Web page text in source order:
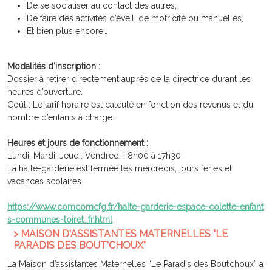
De se socialiser au contact des autres,
De faire des activités d’éveil, de motricité ou manuelles,
Et bien plus encore…
Modalités d’inscription :
Dossier à retirer directement auprès de la directrice durant les
heures d’ouverture.
Coût : Le tarif horaire est calculé en fonction des revenus et du
nombre d’enfants à charge.
Heures et jours de fonctionnement :
Lundi, Mardi, Jeudi, Vendredi : 8h00 à 17h30
La halte-garderie est fermée les mercredis, jours fériés et
vacances scolaires.
https://www.comcomcfg.fr/halte-garderie-espace-colette-enfant
s-communes-loiret_fr.html
> MAISON D'ASSISTANTES MATERNELLES "LE
PARADIS DES BOUT'CHOUX"
La Maison d’assistantes Maternelles “Le Paradis des Bout’choux” a